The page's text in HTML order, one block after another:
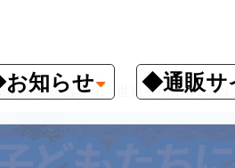
知らせ ◆通販サ
鮮半島の温暖化、世界平均より2倍